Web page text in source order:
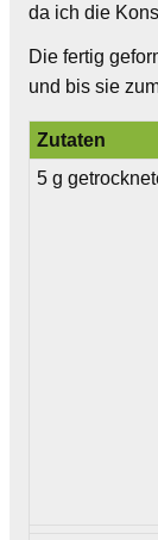
da ich die
Die fertig
und bis sie
Zutaten
5 g